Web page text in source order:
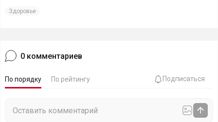
Здоровье
0 комментариев
По порядку По рейтингу Подписаться